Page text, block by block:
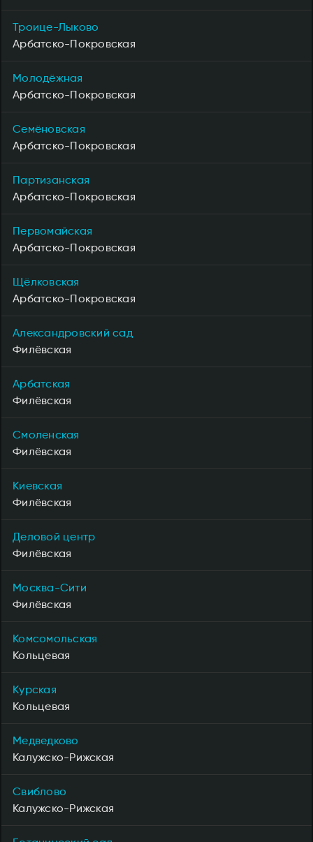
Троице-Лыково
Арбатско-Покровская
Молодёжная
Арбатско-Покровская
Семёновская
Арбатско-Покровская
Партизанская
Арбатско-Покровская
Первомайская
Арбатско-Покровская
Щёлковская
Арбатско-Покровская
Александровский сад
Филёвская
Арбатская
Филёвская
Смоленская
Филёвская
Киевская
Филёвская
Деловой центр
Филёвская
Москва-Сити
Филёвская
Комсомольская
Кольцевая
Курская
Кольцевая
Медведково
Калужско-Рижская
Свиблово
Калужско-Рижская